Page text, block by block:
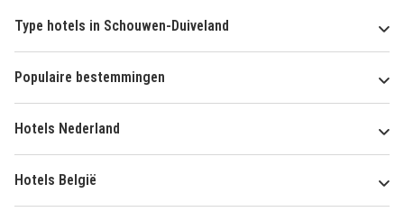
Type hotels in Schouwen-Duiveland
Populaire bestemmingen
Hotels Nederland
Hotels België